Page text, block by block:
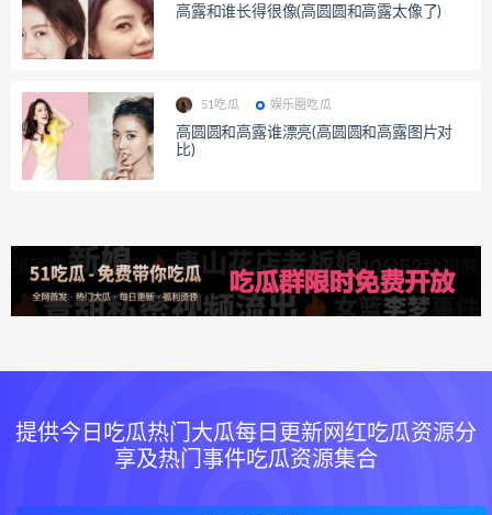
高露和谁长得很像(高圆圆和高露太像了)
51吃瓜 娱乐圈吃瓜
高圆圆和高露谁漂亮(高圆圆和高露图片对
比)
提供今日吃瓜热门大瓜每日更新网红吃瓜资源分
享及热门事件吃瓜资源集合